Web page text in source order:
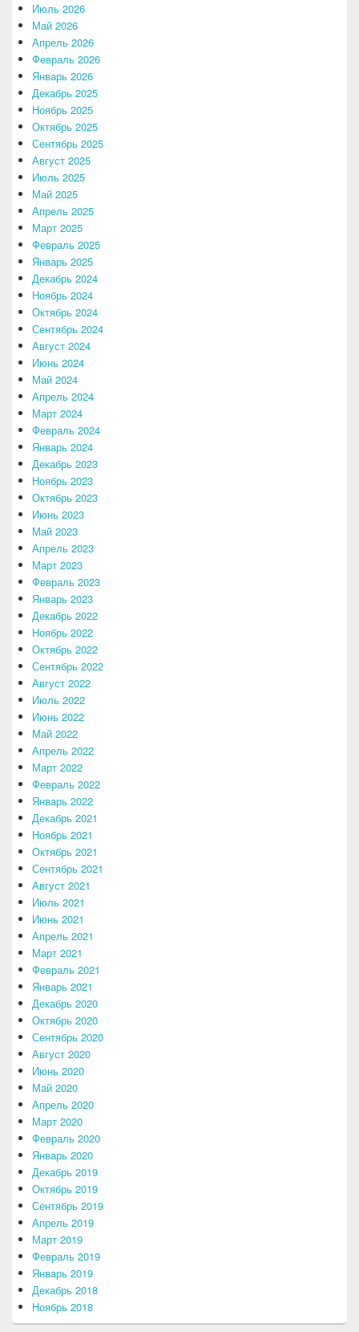
Июль 2026
Май 2026
Апрель 2026
Февраль 2026
Январь 2026
Декабрь 2025
Ноябрь 2025
Октябрь 2025
Сентябрь 2025
Август 2025
Июль 2025
Май 2025
Апрель 2025
Март 2025
Февраль 2025
Январь 2025
Декабрь 2024
Ноябрь 2024
Октябрь 2024
Сентябрь 2024
Август 2024
Июнь 2024
Май 2024
Апрель 2024
Март 2024
Февраль 2024
Январь 2024
Декабрь 2023
Ноябрь 2023
Октябрь 2023
Июнь 2023
Май 2023
Апрель 2023
Март 2023
Февраль 2023
Январь 2023
Декабрь 2022
Ноябрь 2022
Октябрь 2022
Сентябрь 2022
Август 2022
Июль 2022
Июнь 2022
Май 2022
Апрель 2022
Март 2022
Февраль 2022
Январь 2022
Декабрь 2021
Ноябрь 2021
Октябрь 2021
Сентябрь 2021
Август 2021
Июль 2021
Июнь 2021
Апрель 2021
Март 2021
Февраль 2021
Январь 2021
Декабрь 2020
Октябрь 2020
Сентябрь 2020
Август 2020
Июнь 2020
Май 2020
Апрель 2020
Март 2020
Февраль 2020
Январь 2020
Декабрь 2019
Октябрь 2019
Сентябрь 2019
Апрель 2019
Март 2019
Февраль 2019
Январь 2019
Декабрь 2018
Ноябрь 2018